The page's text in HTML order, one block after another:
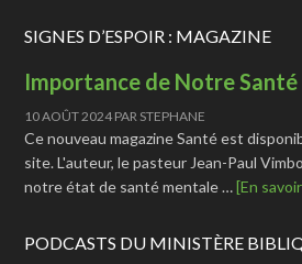
SIGNES D’ESPOIR : MAGAZINE
Importance de Notre Santé
10 AOÛT 2024PAR STEPHANE
Ce nouveau magazine Santé est
site. L'auteur, le pasteur Jean-Paul
notre état de santé mentale …[En
PODCASTS DU MINISTÈRE